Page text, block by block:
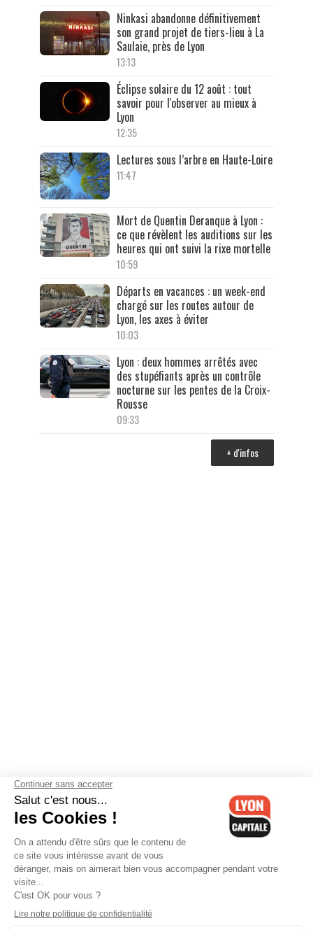
Ninkasi abandonne définitivement
son grand projet de tiers-lieu à La
Saulaie, près de Lyon
13:13
Éclipse solaire du 12 août : tout
savoir pour l'observer au mieux à
Lyon
12:35
Lectures sous l’arbre en Haute-Loire
11:47
Mort de Quentin Deranque à Lyon :
ce que révèlent les auditions sur les
heures qui ont suivi la rixe mortelle
10:59
Départs en vacances : un week-end
chargé sur les routes autour de
Lyon, les axes à éviter
10:03
Lyon : deux hommes arrêtés avec
des stupéfiants après un contrôle
nocturne sur les pentes de la Croix-
Rousse
09:33
+ d'infos